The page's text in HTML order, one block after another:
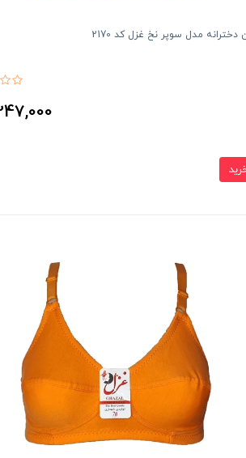
مدل سوپر نخ غزل کد 2170